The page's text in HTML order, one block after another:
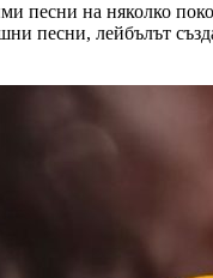
песни на няколко
песни, лейбълът